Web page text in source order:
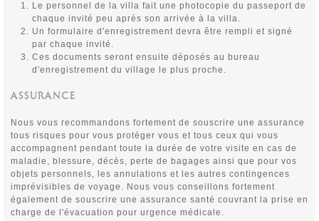
Le personnel de la villa fait une photocopie du passeport de
chaque invité peu après son arrivée à la villa.
Un formulaire d'enregistrement devra être rempli et signé
par chaque invité.
Ces documents seront ensuite déposés au bureau
d'enregistrement du village le plus proche.
ASSURANCE
Nous vous recommandons fortement de souscrire une assurance
tous risques pour vous protéger vous et tous ceux qui vous
accompagnent pendant toute la durée de votre visite en cas de
maladie, blessure, décès, perte de bagages ainsi que pour vos
objets personnels, les annulations et les autres contingences
imprévisibles de voyage. Nous vous conseillons fortement
également de souscrire une assurance santé couvrant la prise en
charge de l'évacuation pour urgence médicale.